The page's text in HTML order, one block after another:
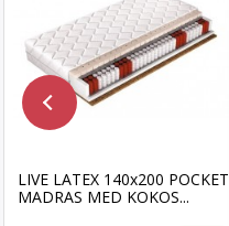
LIVE LATEX 140x200 POCKET
MADRAS MED KOKOS...